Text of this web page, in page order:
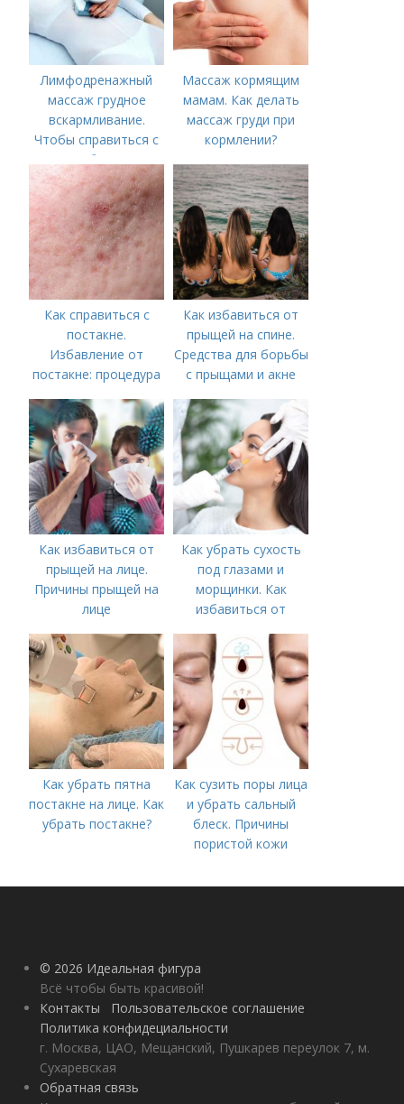
Лимфодренажный
массаж грудное
вскармливание.
Чтобы справиться с
нагрубанием,
необходимо
предпринять
следующие действия:
Массаж кормящим
мамам. Как делать
массаж груди при
кормлении?
Как справиться с
постакне.
Избавление от
постакне: процедура
Как избавиться от
прыщей на спине.
Средства для борьбы
с прыщами и акне
Как избавиться от
прыщей на лице.
Причины прыщей на
лице
Как убрать сухость
под глазами и
морщинки. Как
избавиться от
косметологические
процедуры
Как убрать пятна
постакне на лице. Как
убрать постакне?
Как сузить поры лица
и убрать сальный
блеск. Причины
пористой кожи
© 2026 Идеальная фигура
Всё чтобы быть красивой!
Контакты
Пользовательское соглашение
Политика конфидециальности
г. Москва, ЦАО, Мещанский, Пушкарев переулок 7, м.
Сухаревская
Обратная связь